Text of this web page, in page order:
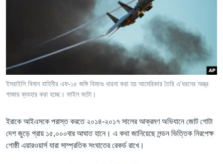
ইসরাইলি বিমান বাহিনীর এফ-১৫ জঙ্গি বিমানঃ ধারনা করা হয় আমেরিকার তৈরি এ'ধরনের অস্ত্র
গাজায় ব্যবহার করা হচ্ছে। ফাইল ফটো।
ইরাকে আইএসকে পরাস্ত করতে ২০১৪-২০১৭ সালের আক্রমণ অভিযানে জোট গোটা
দেশ জুড়ে প্রায় ১৫,০০০বার আঘাত হানে। এ কথা জানিয়েছে লন্ডন ভিত্তিক নিরপেক্ষ
গোষ্ঠী এয়ারওয়ার্স যারা সাম্প্রতিক সংঘাতের রেকর্ড রাখে।